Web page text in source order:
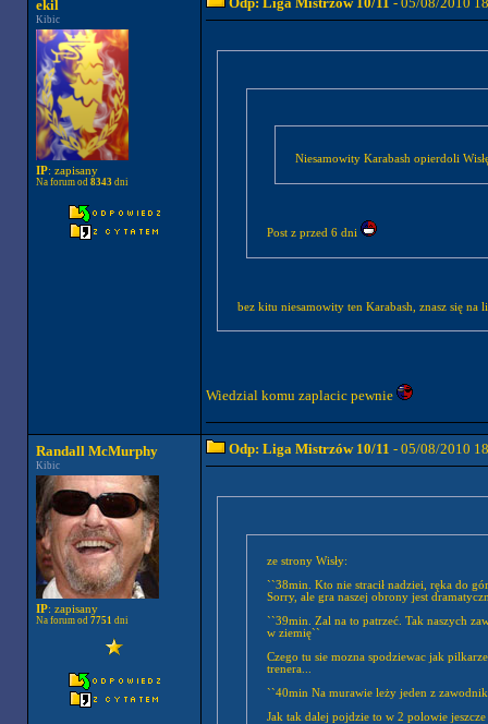
ekil
Kibic
IP: zapisany
Na forum od 8343dni
Niesamowity Karabash opierdoli
Post z przed 6 dni
bez kitu niesamowity ten Karabash, znasz się na
Wiedzial komu zaplacic pewnie
Randall McMurphy
Kibic
IP: zapisany
Na forum od 7751 dni
Odp: Liga Mistrzów 10/11 - 05/08/2010
ze strony Wisły:
``38min. Kto nie stracił nadziei, ręka do
Sorry, ale gra naszej obrony jest
``39min. Zal na to patrzeć. Tak naszych
w ziemię``
Czego tu sie mozna spodziewac jak
trenera...
``40min Na murawie leży jeden z
Jak tak dalej pojdzie to w 2 polowie